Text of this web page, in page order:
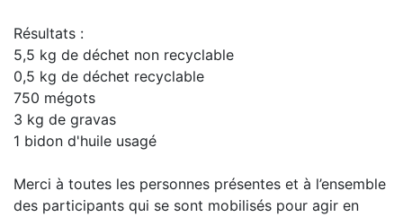
Résultats :
5,5 kg de déchet non recyclable
0,5 kg de déchet recyclable
750 mégots
3 kg de gravas
1 bidon d'huile usagé
Merci à toutes les personnes présentes et à l’ensemble
des participants qui se sont mobilisés pour agir en